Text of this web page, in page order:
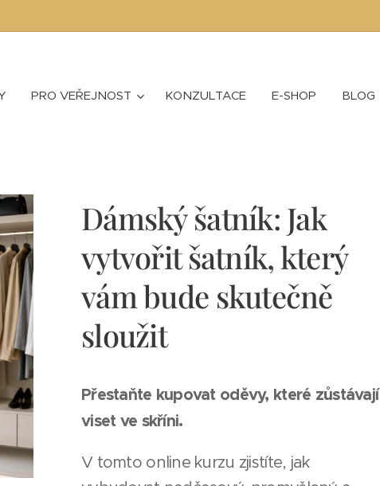
PRO VEŘEJNOST KONZULTACE E-SHOP BLOG
Dámský šatník: Jak
vytvořit šatník, který
vám bude skutečně
sloužit
Přestaňte kupovat oděvy, které zůstávají
viset ve skříni.
V tomto online kurzu zjistíte, jak